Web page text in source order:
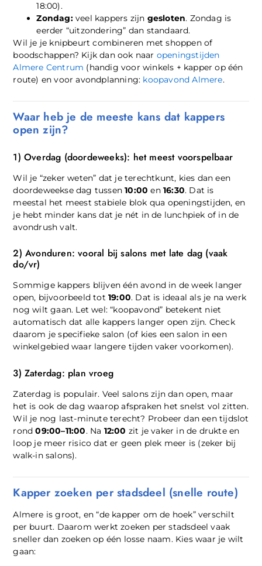
18:00).
Zondag:veel kappers zijn gesloten. Zondag is
eerder “uitzondering” dan standaard.
Wil je je knipbeurt combineren met shoppen of
boodschappen? Kijk dan ook naar openingstijden
Almere Centrum (handig voor winkels + kapper op één
route) en voor avondplanning: koopavond Almere.
Waar heb je de meeste kans dat kappers
open zijn?
1) Overdag (doordeweeks): het meest voorspelbaar
Wil je “zeker weten” dat je terechtkunt, kies dan een
doordeweekse dag tussen10:00 en16:30. Dat is
meestal het meest stabiele blok qua openingstijden, en
je hebt minder kans dat je nét in de lunchpiek of in de
avondrush valt.
2) Avonduren: vooral bij salons met late dag (vaak
do/vr)
Sommige kappers blijven één avond in de week langer
open, bijvoorbeeld tot 19:00. Dat is ideaal als je na werk
nog wilt gaan. Let wel: “koopavond” betekent niet
automatisch dat alle kappers langer open zijn. Check
daarom je specifieke salon (of kies een salon in een
winkelgebied waar langere tijden vaker voorkomen).
3) Zaterdag: plan vroeg
Zaterdag is populair. Veel salons zijn dan open, maar
het is ook de dag waarop afspraken het snelst vol zitten.
Wil je nog last-minute terecht? Probeer dan een tijdslot
rond09:00–11:00. Na 12:00 zit je vaker in de drukte en
loop je meer risico dat er geen plek meer is (zeker bij
walk-in salons).
Kapper zoeken per stadsdeel (snelle route)
Almere is groot, en “de kapper om de hoek” verschilt
per buurt. Daarom werkt zoeken per stadsdeel vaak
sneller dan zoeken op één losse naam. Kies waar je wilt
gaan: